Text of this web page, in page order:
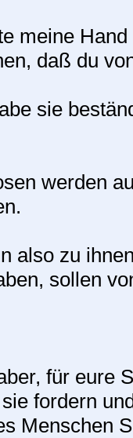
meine
daß du
sie
werden
also zu
sollen
für eure
fordern
Menschen